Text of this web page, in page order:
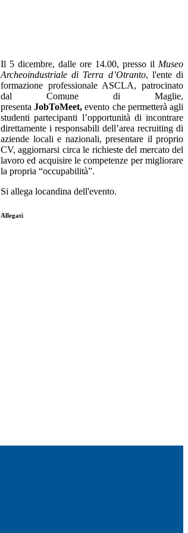
Il 5 dicembre, dalle ore 14.00, presso il Museo
Archeoindustriale di Terra d’Otranto, l'ente di
formazione professionale ASCLA, patrocinato
dal Comune di Maglie,
presentaJobToMeet,evento che permetterà agli
studenti partecipanti l’opportunità di incontrare
direttamente i responsabili dell’area recruiting di
aziende locali e nazionali, presentare il proprio
CV, aggiornarsi circa le richieste del mercato del
lavoro ed acquisire le competenze per migliorare
la propria “occupabilità”.
Si allega locandina dell'evento.
Allegati